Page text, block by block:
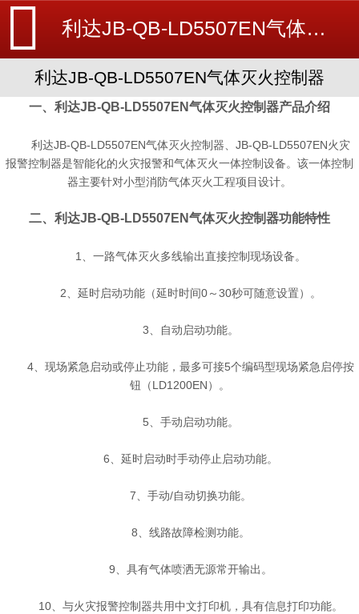
利达JB-QB-LD5507EN气体灭火控制器-利达消防器材-消防设备安装_北京探测器清洗_江苏消防改造维修-苏州消防工程施工安装公司-
利达JB-QB-LD5507EN气体灭火控制器
一、利达JB-QB-LD5507EN气体灭火控制器产品介绍
利达JB-QB-LD5507EN气体灭火控制器、JB-QB-LD5507EN火灾
报警控制器是智能化的火灾报警和气体灭火一体控制设备。该一体控制
器主要针对小型消防气体灭火工程项目设计。
二、利达JB-QB-LD5507EN气体灭火控制器功能特性
1、一路气体灭火多线输出直接控制现场设备。
2、延时启动功能（延时时间0～30秒可随意设置）。
3、自动启动功能。
4、现场紧急启动或停止功能，最多可接5个编码型现场紧急启停按
钮（LD1200EN）。
5、手动启动功能。
6、延时启动时手动停止启动功能。
7、手动/自动切换功能。
8、线路故障检测功能。
9、具有气体喷洒无源常开输出。
10、与火灾报警控制器共用中文打印机，具有信息打印功能。